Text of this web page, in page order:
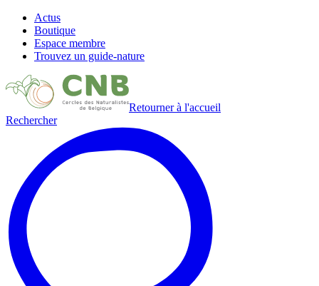
Actus
Boutique
Espace membre
Trouvez un guide-nature
Retourner à l'accueil
Rechercher